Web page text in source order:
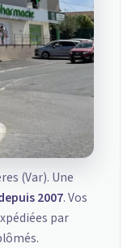
(Var). Une
2007. Vos
par